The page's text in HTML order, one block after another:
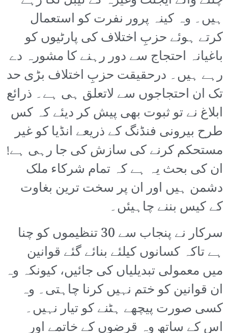
ہیں۔ وہ کینہ پرور نفرت کو استعمال
کرتے ہوئے حزبِ اختلاف کی پارٹیوں کو
باغیانہ احتجاج سے دور رہنے کا مشورہ دے
رہے ہیں۔ درحقیقت حزبِ اختلاف بڑی حد
تک ان احتجاجوں سے لاتعلق ہی ہے۔ ذرائع
ابلاغ نے تو ثبوت بھی پیش کر دیئے کہ کس
طرح بیرونی فنڈنگ کے ذریعے انڈیا کو غیر
مستحکم کرنے کی سازش کی جا رہی ہے!
ان کی بحث یہ ہے کہ تمام شرکاء ملک
دشمن ہیں اور ان پر سخت ترین بغاوت
کے کیس بننے چاہیئں۔
سرکار نے پنجاب سے 30 تنظیموں کو چنا
ہے تاکہ کسانوں کیلئے بنائے گئے قوانین
میں معمولی تبدیلیاں کی جائیں، کیونکہ وہ
ان قوانین کو ختم نہیں کرنا چاہتی۔ وہ
کسی صورت پیچھے ہٹنے کو تیار نہیں۔
اس کے ساتھ وہ قرضوں کے خاتمے اور